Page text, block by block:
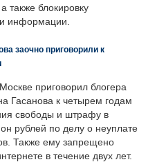
также блокировку
информации.
заочно приговорили к
приговорил блогера
Гасанова к четырем годам
свободы и штрафу в
рублей по делу о неуплате
Также ему запрещено
в течение двух лет.